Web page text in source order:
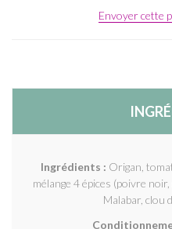
Envoyer cette
Ingrédients : Origan,
mélange 4 épices (poivre
Malabar, clou